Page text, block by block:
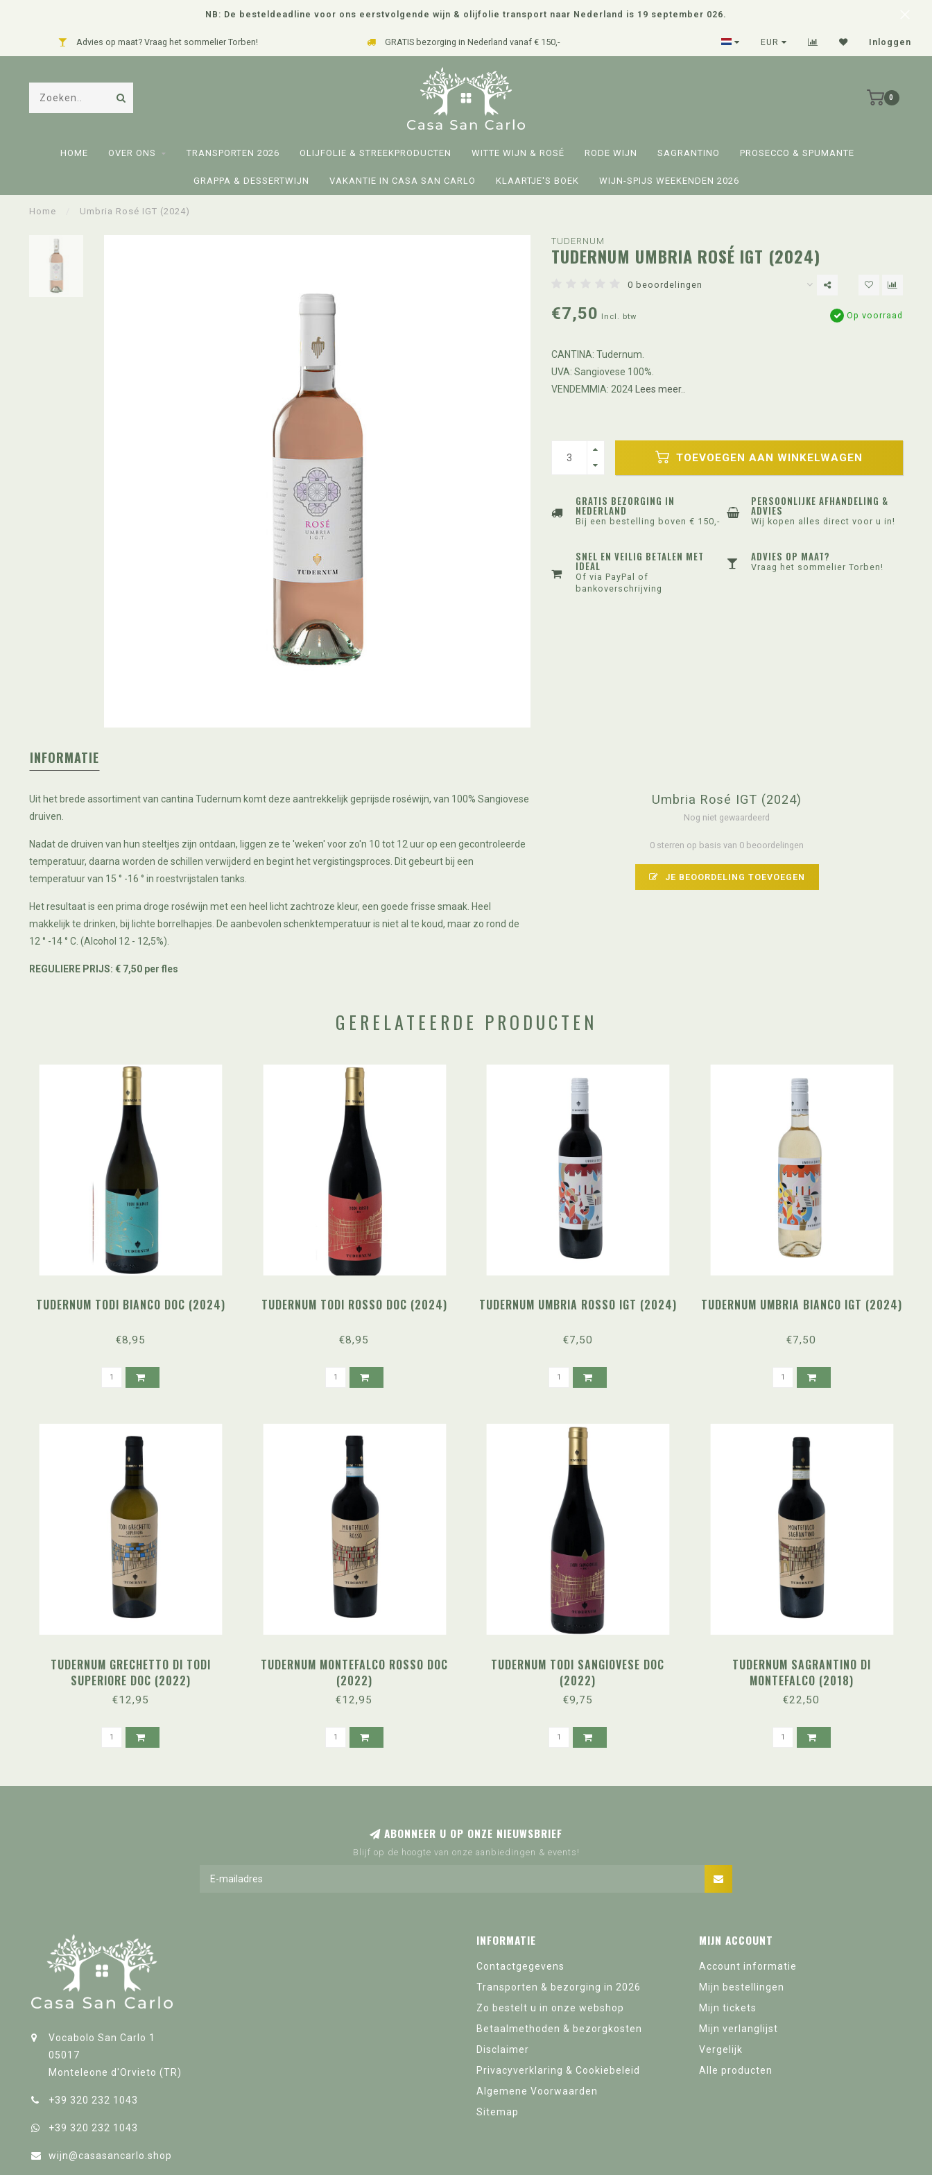
NB: De besteldeadline voor ons eerstvolgende wijn & olijfolie transport naar Nederland is 19 september 026.
Advies op maat? Vraag het sommelier Torben! GRATIS bezorging in Nederland vanaf € 150,- Persoonlijke inkoop & advies
EUR Inloggen
0
HOME OVER ONS TRANSPORTEN 2026 OLIJFOLIE & STREEKPRODUCTEN WITTE WIJN & ROSÉ RODE WIJN SAGRANTINO PROSECCO & SPUMANTE
GRAPPA & DESSERTWIJN VAKANTIE IN CASA SAN CARLO KLAARTJE'S BOEK WIJN-SPIJS WEEKENDEN 2026
Home Umbria Rosé IGT (2024)
TUDERNUM
TUDERNUM UMBRIA ROSÉ IGT (2024)
0 beoordelingen
€7,50 Incl. btw Op voorraad
CANTINA: Tudernum.
UVA: Sangiovese 100%.
VENDEMMIA: 2024
Lees meer..
TOEVOEGEN AAN WINKELWAGEN
GRATIS BEZORGING IN
NEDERLAND
Bij een bestelling boven € 150,-
PERSOONLIJKE AFHANDELING &
ADVIES
Wij kopen alles direct voor u in!
SNEL EN VEILIG BETALEN MET
IDEAL
Of via PayPal of
bankoverschrijving
ADVIES OP MAAT?
Vraag het sommelier Torben!
INFORMATIE
Uit het brede assortiment van cantina Tudernum komt deze aantrekkelijk geprijsde roséwijn, van 100% Sangiovese
druiven.
Nadat de druiven van hun steeltjes zijn ontdaan, liggen ze te 'weken' voor zo'n 10 tot 12 uur op een gecontroleerde
temperatuur, daarna worden de schillen verwijderd en begint het vergistingsproces. Dit gebeurt bij een
temperatuur van 15 ° -16 ° in roestvrijstalen tanks.
Het resultaat is een prima droge roséwijn met een heel licht zachtroze kleur, een goede frisse smaak. Heel
makkelijk te drinken, bij lichte borrelhapjes. De aanbevolen schenktemperatuur is niet al te koud, maar zo rond de
12 ° -14 ° C. (Alcohol 12 - 12,5%).
REGULIERE PRIJS: € 7,50 per fles
Umbria Rosé IGT (2024)
Nog niet gewaardeerd
0 sterren op basis van 0 beoordelingen
JE BEOORDELING TOEVOEGEN
GERELATEERDE PRODUCTEN
TUDERNUM TODI BIANCO DOC (2024)
€8,95
TUDERNUM TODI ROSSO DOC (2024)
€8,95
TUDERNUM UMBRIA ROSSO IGT (2024)
€7,50
TUDERNUM UMBRIA BIANCO IGT (2024)
€7,50
TUDERNUM GRECHETTO DI TODI
SUPERIORE DOC (2022)
€12,95
TUDERNUM MONTEFALCO ROSSO DOC
(2022)
€12,95
TUDERNUM TODI SANGIOVESE DOC
(2022)
€9,75
TUDERNUM SAGRANTINO DI
MONTEFALCO (2018)
€22,50
ABONNEER U OP ONZE NIEUWSBRIEF
Blijf op de hoogte van onze aanbiedingen & events!
Vocabolo San Carlo 1
05017
Monteleone d'Orvieto (TR)
+39 320 232 1043
+39 320 232 1043
wijn@casasancarlo.shop
INFORMATIE
Contactgegevens
Transporten & bezorging in 2026
Zo bestelt u in onze webshop
Betaalmethoden & bezorgkosten
Disclaimer
Privacyverklaring & Cookiebeleid
Algemene Voorwaarden
Sitemap
MIJN ACCOUNT
Account informatie
Mijn bestellingen
Mijn tickets
Mijn verlanglijst
Vergelijk
Alle producten